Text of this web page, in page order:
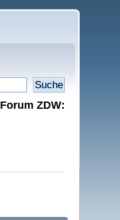
Forum ZDW: